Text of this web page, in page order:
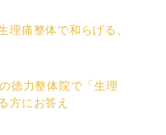
理痛整体で和らげる、
徳力整体院で「生理
方にお答え